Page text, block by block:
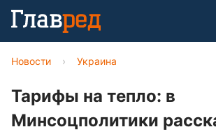
Новости › Украина
Тарифы на тепло: в
Минсоцполитики